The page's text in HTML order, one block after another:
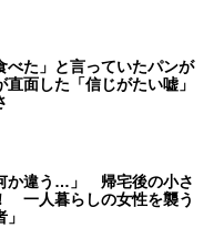
べた」と言っていたパンが
面した「信じがたい嘘」
か違う…」 帰宅後の小さ
一人暮らしの女性を襲う